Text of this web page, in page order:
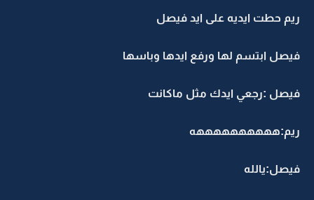
ريم حطت ايديه على ايد فيصل
فيصل ابتسم لها ورفع ايدها وباسها
فيصل :رجعي ايدك مثل ماكانت
ريم:ههههههههههه
فيصل:يالله